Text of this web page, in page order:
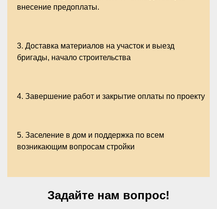
внесение предоплаты.
3. Доставка материалов на участок и выезд
бригады, начало строительства
4. Завершение работ и закрытие оплаты по проекту
5. Заселение в дом и поддержка по всем
возникающим вопросам стройки
Задайте нам вопрос!